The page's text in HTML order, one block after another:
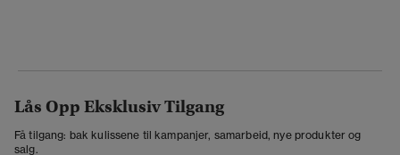
Lås Opp Eksklusiv Tilgang
Få tilgang: bak kulissene til kampanjer, samarbeid, nye produkter og
salg.